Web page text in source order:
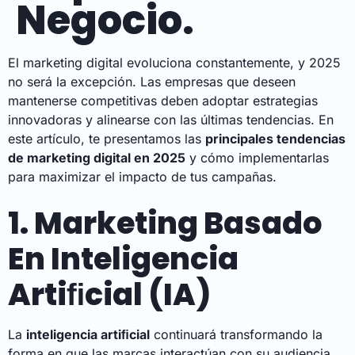
Negocio.
El marketing digital evoluciona constantemente, y 2025
no será la excepción. Las empresas que deseen
mantenerse competitivas deben adoptar estrategias
innovadoras y alinearse con las últimas tendencias. En
este artículo, te presentamos las principales tendencias
de marketing digital en 2025 y cómo implementarlas
para maximizar el impacto de tus campañas.
1. Marketing Basado
En Inteligencia
Artiﬁcial (IA)
La inteligencia artiﬁcial continuará transformando la